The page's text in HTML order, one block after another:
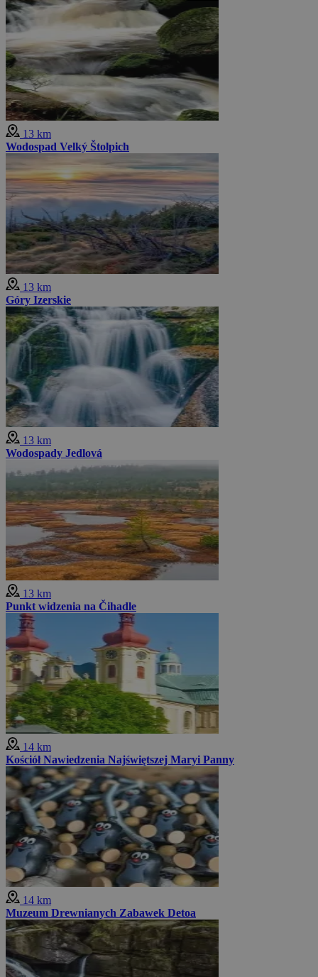
13 km
Wodospad Velký Štolpich
13 km
Góry Izerskie
13 km
Wodospady Jedlová
13 km
Punkt widzenia na Čihadle
14 km
Kościół Nawiedzenia Najświętszej Maryi Panny
14 km
Muzeum Drewnianych Zabawek Detoa